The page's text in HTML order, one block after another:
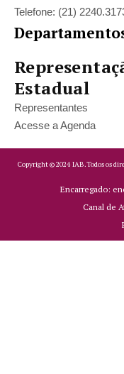
Telefone: (21)
Estadual
Representantes
Acesse a Agenda
Copyright ©2024 IAB.Todos os
Encarregado:
Canal de